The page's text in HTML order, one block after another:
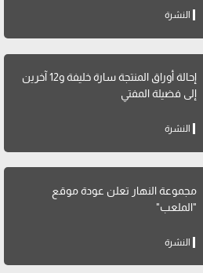
النشرة
إحالة أوراق المنتجة سارة خليفة و12 آخرين
إلى فضيلة المفتي
النشرة
مجموعة النهار تعلن عودة موقع
"الملعب"
النشرة